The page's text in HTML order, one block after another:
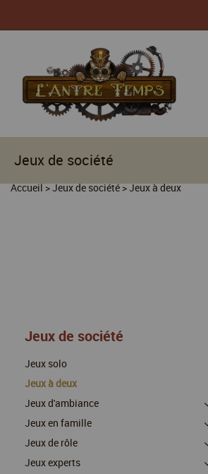
Jeux de société
Accueil>Jeux de société>Jeux à deux
Jeux de société
Jeux solo
Jeux à deux
Jeux d'ambiance
Jeux en famille
Jeux de rôle
Jeux experts